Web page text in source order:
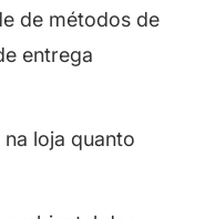
de métodos de
entrega
loja quanto